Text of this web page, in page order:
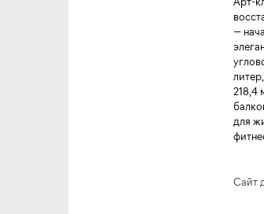
—
218,4
для
Сайт